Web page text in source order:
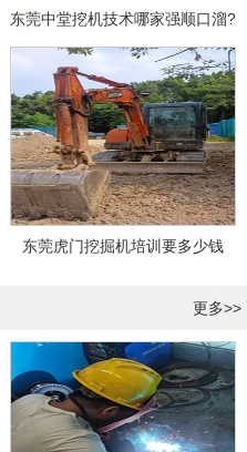
东莞中堂挖机技术哪家强顺口溜?
东莞虎门挖掘机培训要多少钱
更多>>